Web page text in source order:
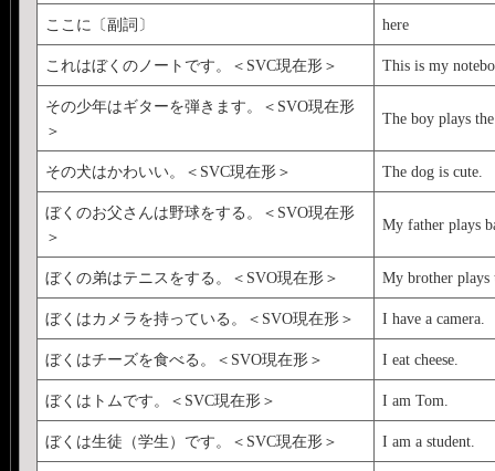
ここに〔副詞〕 here
これはぼくのノートです。＜SVC現在形＞ This is my
その少年はギターを弾きます。＜SVO現在形
＞
The boy plays
その犬はかわいい。＜SVC現在形＞ The dog is cute.
ぼくのお父さんは野球をする。＜SVO現在形
＞
My father plays
ぼくの弟はテニスをする。＜SVO現在形＞ My brother plays
ぼくはカメラを持っている。＜SVO現在形＞ I have a camera.
ぼくはチーズを食べる。＜SVO現在形＞ I eat cheese.
ぼくはトムです。＜SVC現在形＞ I am Tom.
ぼくは生徒（学生）です。＜SVC現在形＞ I am a student.